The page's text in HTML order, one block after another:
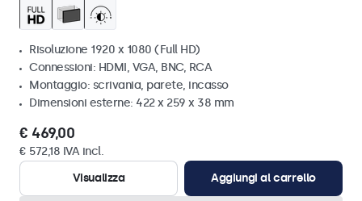
Risoluzione 1920 x 1080 (Full HD)
Connessioni: HDMI, VGA, BNC, RCA
Montaggio: scrivania, parete, incasso
Dimensioni esterne: 422 x 259 x 38 mm
€ 469,00
€ 572,18 IVA incl.
Visualizza
Aggiungi al carrello